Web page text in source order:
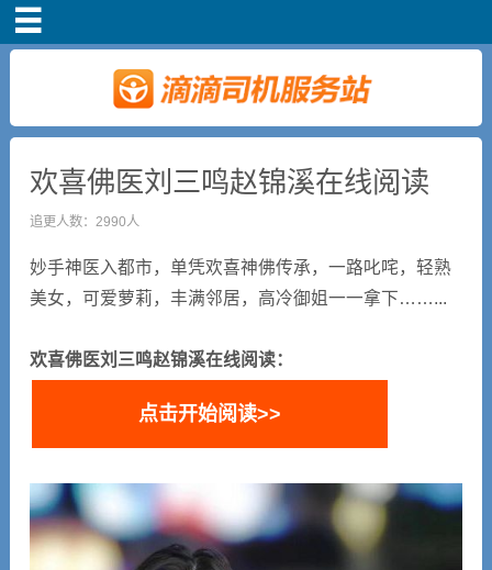
司机注册
新手指导
奖励政策
滴滴车主司机端下
欢喜佛医刘三鸣赵锦溪在线阅读
追更人数：2990人
妙手神医入都市，单凭欢喜神佛传承，一路叱咤，轻熟
美女，可爱萝莉，丰满邻居，高冷御姐一一拿下……...
欢喜佛医刘三鸣赵锦溪在线阅读：
点击开始阅读>>